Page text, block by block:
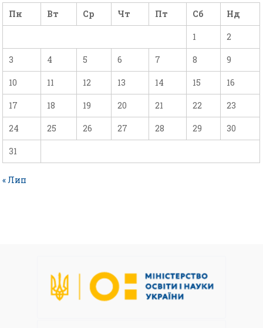
Пн
Вт Ср Чт Пт Сб Нд
1 2
3 4 5 6 7 8 9
10 11 12 13 14 15 16
17 18 19 20 21 22 23
24 25 26 27 28 29 30
31
« Лип